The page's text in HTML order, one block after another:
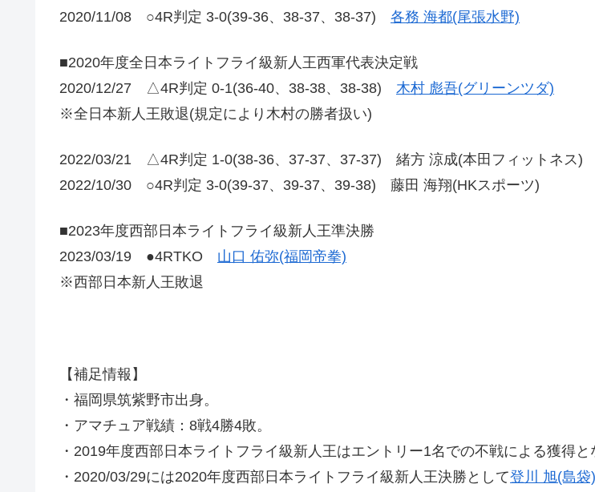
2020/11/08 ○4R判定 3-0(39-36、38-37、38-37) 各務 海都(尾張水野)
■2020年度全日本ライトフライ級新人王西軍代表決定戦
2020/12/27 △4R判定 0-1(36-40、38-38、38-38) 木村 彪吾(グリーンツダ)
※全日本新人王敗退(規定により木村の勝者扱い)
2022/03/21 △4R判定 1-0(38-36、37-37、37-37) 緒方 涼成(本田フィットネス)
2022/10/30 ○4R判定 3-0(39-37、39-37、39-38) 藤田 海翔(HKスポーツ)
■2023年度西部日本ライトフライ級新人王準決勝
2023/03/19 ●4RTKO 山口 佑弥(福岡帝拳)
※西部日本新人王敗退
【補足情報】
・福岡県筑紫野市出身。
・アマチュア戦績：8戦4勝4敗。
・2019年度西部日本ライトフライ級新人王はエントリー1名での不戦による獲得と
・2020/03/29には2020年度西部日本ライトフライ級新人王決勝として登川 旭(島袋)